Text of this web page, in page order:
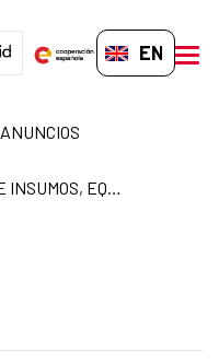
EN-GB
ANUNCIOS